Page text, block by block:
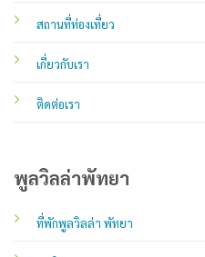
สถานที่ท่องเที่ยว
เกี่ยวกับเรา
ติดต่อเรา
พูลวิลล่าพัทยา
ที่พักพูลวิลล่า พัทยา